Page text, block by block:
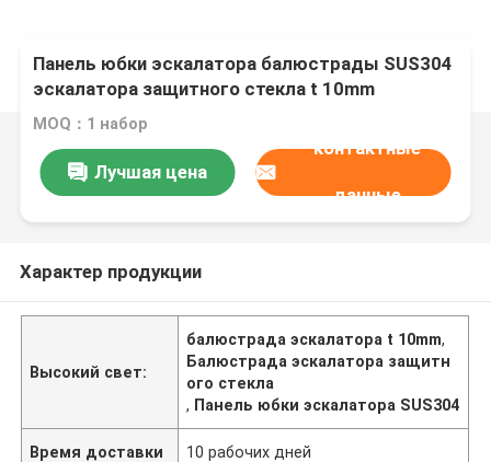
Панель юбки эскалатора балюстрады SUS304
эскалатора защитного стекла t 10mm
MOQ：1 набор
Лучшая цена
контактные
данные
Характер продукции
Высокий свет:
балюстрада эскалатора t 10mm,
Балюстрада эскалатора защитн
ого стекла
, Панель юбки эскалатора SUS304
Время доставки 10 рабочих дней